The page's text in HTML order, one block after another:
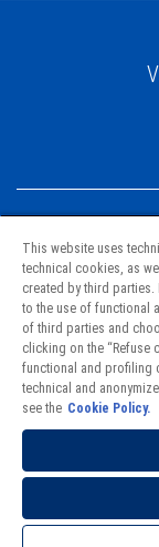
This website uses
technical cookies, as
created by third
to the use of functional
of third parties and
clicking on the “Refuse
functional and profiling
technical and
see the Cookie Policy.